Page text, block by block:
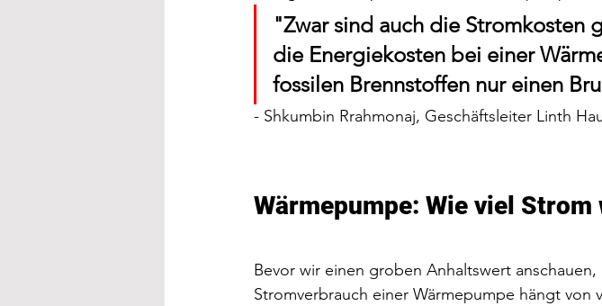
"Zwar sind auch die Stromkosten
die Energiekosten bei einer
fossilen Brennstoffen nur einen
- Shkumbin Rrahmonaj, Geschäftsleiter Linth
Wärmepumpe: Wie viel
Bevor wir einen groben Anhaltswert
Stromverbrauch einer Wärmepumpe hängt von